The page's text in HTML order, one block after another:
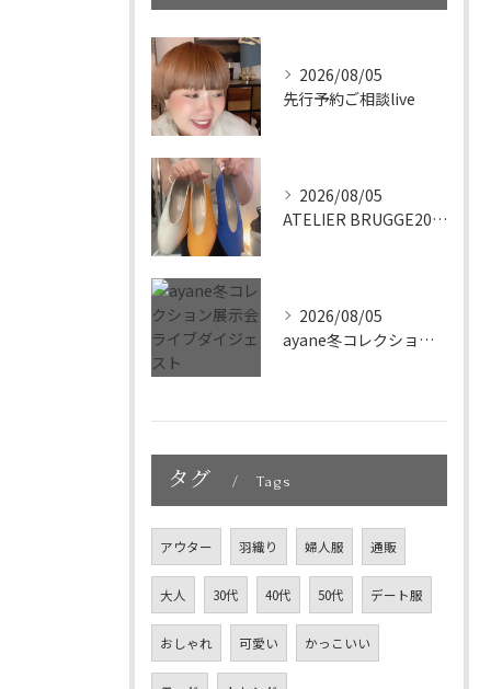
2026/08/05
先行予約ご相談live
2026/08/05
ATELIER BRUGGE2027展示会live
2026/08/05
ayane冬コレクション展示会ライブダイジェスト
タグ Tags
アウター 羽織り 婦人服 通販
大人 30代 40代 50代 デート服
おしゃれ 可愛い かっこいい